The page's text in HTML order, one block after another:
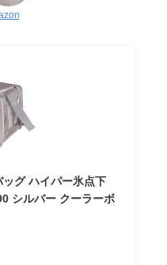
グ ハイパー氷点下
シルバー クーラーボ